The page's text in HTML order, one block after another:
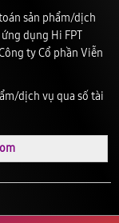
sản phẩm/dịch
dụng Hi FPT
ty Cổ phần Viễn
dịch vụ qua số tài